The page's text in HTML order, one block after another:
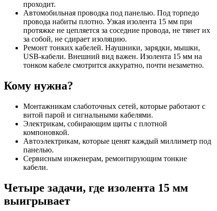
проходит.
Автомобильная проводка под панелью. Под торпедо
провода набиты плотно. Узкая изолента 15 мм при
протяжке не цепляется за соседние провода, не тянет их
за собой, не сдирает изоляцию.
Ремонт тонких кабелей. Наушники, зарядки, мышки,
USB-кабели. Внешний вид важен. Изолента 15 мм на
тонком кабеле смотрится аккуратно, почти незаметно.
Кому нужна?
Монтажникам слаботочных сетей, которые работают с
витой парой и сигнальными кабелями.
Электрикам, собирающим щиты с плотной
компоновкой.
Автоэлектрикам, которые ценят каждый миллиметр под
панелью.
Сервисным инженерам, ремонтирующим тонкие
кабели.
Четыре задачи, где изолента 15 мм
выигрывает